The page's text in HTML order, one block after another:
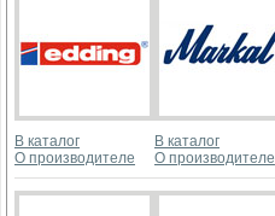
В каталог
О производителе
В каталог
О производителе